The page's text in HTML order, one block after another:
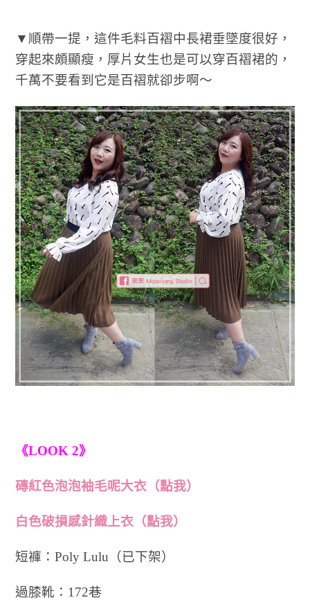
▼順帶一提，這件毛料百褶中長裙垂墜度很好，
穿起來頗顯瘦，厚片女生也是可以穿百褶裙的，
千萬不要看到它是百褶就卻步啊～
《LOOK 2》
磚紅色泡泡袖毛呢大衣（點我）
白色破損感針織上衣（點我）
短褲：Poly Lulu（已下架）
過膝靴：172巷